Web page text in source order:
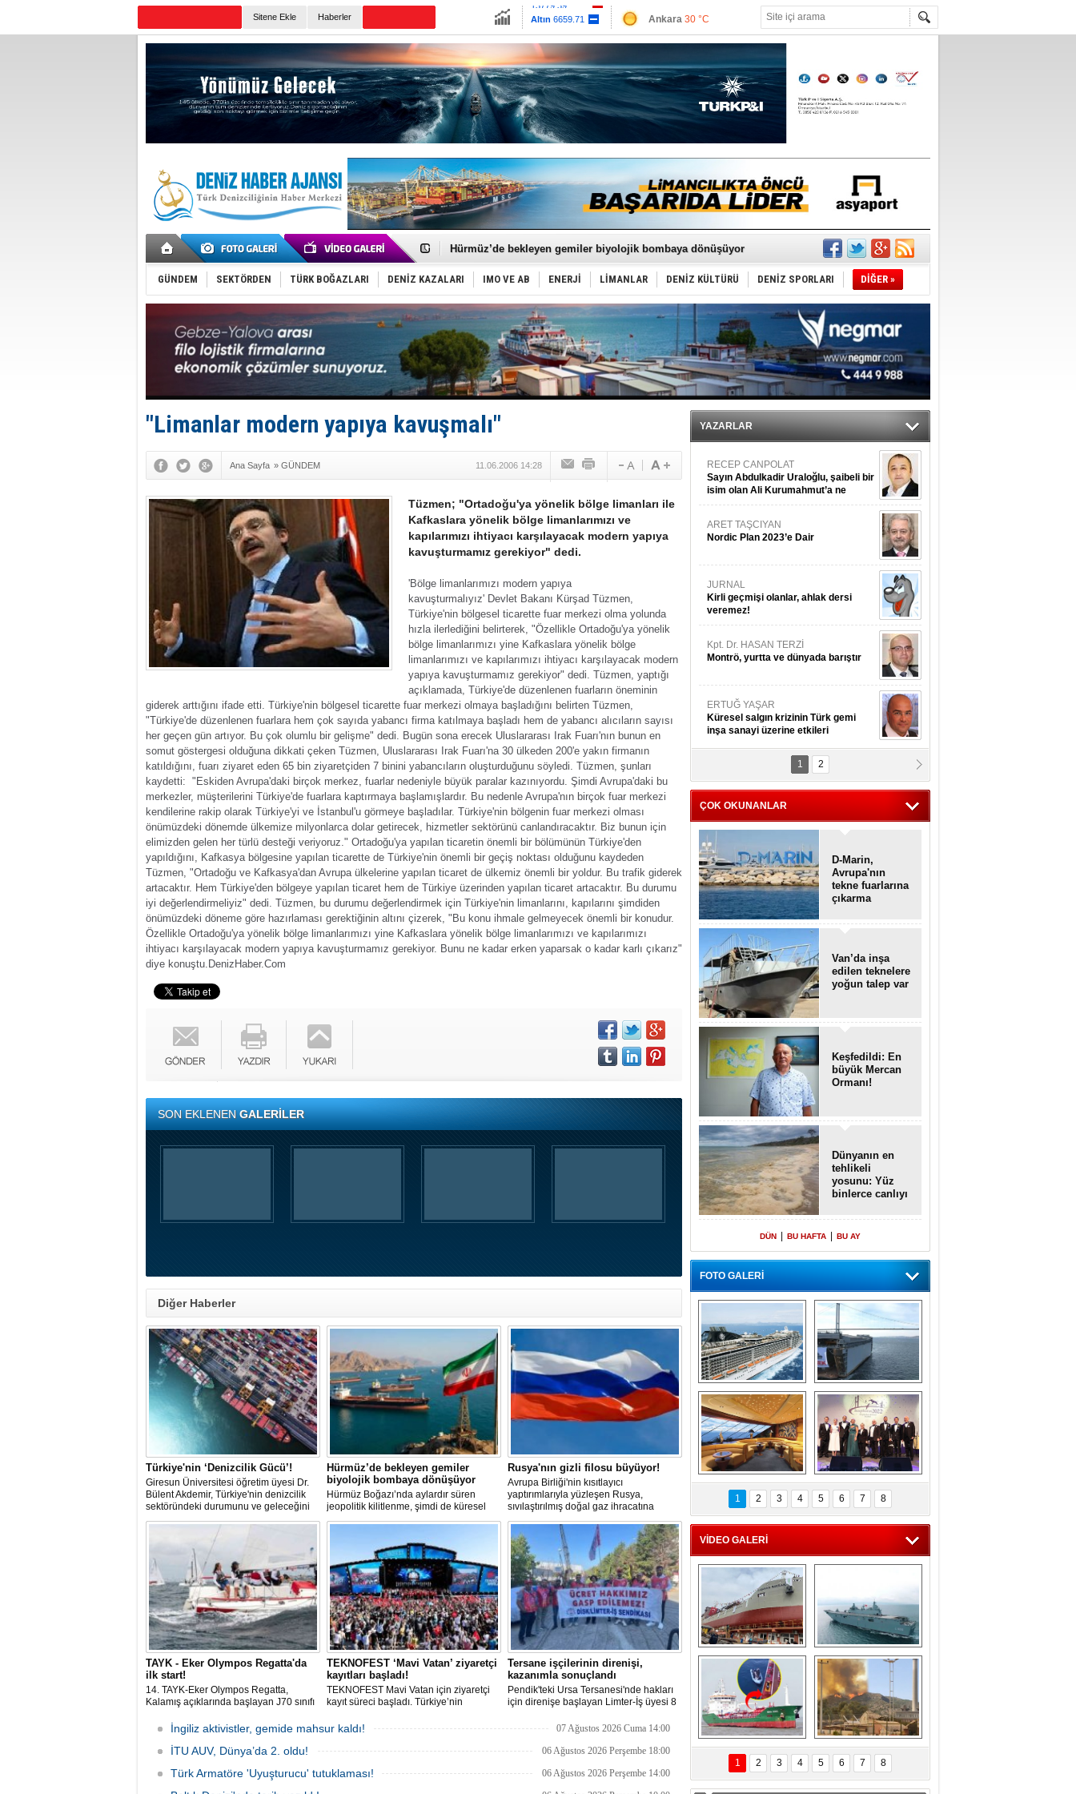
Sitene Ekle Haberler
Altın 6659.71
Euro55.1258
Ankara 30 °C
Antalya36 °C
Muğla 31 °C
Çanakkale 32 °C
Türkiye'nin ‘Denizcilik Gücü’!
Hürmüz’de bekleyen gemiler biyolojik bombaya dönüşüyor
Rusya'nın gizli filosu büyüyor!
Keşfedildi: En büyük Mercan Ormanı!
D-Marin, Avrupa'nın tekne fuarlarına çıkarma yapacak
Van’da inşa edilen teknelere yoğun talep var
ASEAN ilk P&I Sigorta Kulübünü kurmaya hazırlanıyor
TAYK - Eker Olympos Regatta'da ilk start!
İstanbul ve Çanakkale: 6 ayda 40.000 gemi
TEKNOFEST ‘Mavi Vatan’ ziyaretçi kayıtları başladı!
Tersane işçilerinin direnişi, kazanımla sonuçlandı
İngiliz aktivistler, gemide mahsur kaldı!
FESCO, Karadeniz'de yeni sevkiyat taleplerini durdurdu
DESE, BIMCO’ya katıldı
GÜNDEM SEKTÖRDEN TÜRK BOĞAZLARI DENİZ KAZALARI IMO VE AB ENERJİ LİMANLAR DENİZ KÜLTÜRÜ DENİZ SPORLARI DİĞER »
"Limanlar modern yapıya kavuşmalı"
Ana Sayfa » GÜNDEM 11.06.2006 14:28
Tüzmen; "Ortadoğu'ya yönelik bölge limanları ile
Kafkaslara yönelik bölge limanlarımızı ve
kapılarımızı ihtiyacı karşılayacak modern yapıya
kavuşturmamız gerekiyor" dedi.
'Bölge limanlarımızı modern yapıya
kavuşturmalıyız' Devlet Bakanı Kürşad Tüzmen,
Türkiye'nin bölgesel ticarette fuar merkezi olma yolunda
hızla ilerlediğini belirterek, "Özellikle Ortadoğu'ya yönelik
bölge limanlarımızı yine Kafkaslara yönelik bölge
limanlarımızı ve kapılarımızı ihtiyacı karşılayacak modern
yapıya kavuşturmamız gerekiyor" dedi. Tüzmen, yaptığı
açıklamada, Türkiye'de düzenlenen fuarların öneminin
giderek arttığını ifade etti. Türkiye'nin bölgesel ticarette fuar merkezi olmaya başladığını belirten Tüzmen,
"Türkiye'de düzenlenen fuarlara hem çok sayıda yabancı firma katılmaya başladı hem de yabancı alıcıların sayısı
her geçen gün artıyor. Bu çok olumlu bir gelişme" dedi. Bugün sona erecek Uluslararası Irak Fuarı'nın bunun en
somut göstergesi olduğuna dikkati çeken Tüzmen, Uluslararası Irak Fuarı'na 30 ülkeden 200'e yakın firmanın
katıldığını, fuarı ziyaret eden 65 bin ziyaretçiden 7 binini yabancıların oluşturduğunu söyledi. Tüzmen, şunları
kaydetti: "Eskiden Avrupa'daki birçok merkez, fuarlar nedeniyle büyük paralar kazınıyordu. Şimdi Avrupa'daki bu
merkezler, müşterilerini Türkiye'de fuarlara kaptırmaya başlamışlardır. Bu nedenle Avrupa'nın birçok fuar merkezi
kendilerine rakip olarak Türkiye'yi ve İstanbul'u görmeye başladılar. Türkiye'nin bölgenin fuar merkezi olması
önümüzdeki dönemde ülkemize milyonlarca dolar getirecek, hizmetler sektörünü canlandıracaktır. Biz bunun için
elimizden gelen her türlü desteği veriyoruz." Ortadoğu'ya yapılan ticaretin önemli bir bölümünün Türkiye'den
yapıldığını, Kafkasya bölgesine yapılan ticarette de Türkiye'nin önemli bir geçiş noktası olduğunu kaydeden
Tüzmen, "Ortadoğu ve Kafkasya'dan Avrupa ülkelerine yapılan ticaret de ülkemiz önemli bir yoldur. Bu trafik giderek
artacaktır. Hem Türkiye'den bölgeye yapılan ticaret hem de Türkiye üzerinden yapılan ticaret artacaktır. Bu durumu
iyi değerlendirmeliyiz" dedi. Tüzmen, bu durumu değerlendirmek için Türkiye'nin limanlarını, kapılarını şimdiden
önümüzdeki döneme göre hazırlaması gerektiğinin altını çizerek, "Bu konu ihmale gelmeyecek önemli bir konudur.
Özellikle Ortadoğu'ya yönelik bölge limanlarımızı yine Kafkaslara yönelik bölge limanlarımızı ve kapılarımızı
ihtiyacı karşılayacak modern yapıya kavuşturmamız gerekiyor. Bunu ne kadar erken yaparsak o kadar karlı çıkarız"
diye konuştu. DenizHaber.Com
SON EKLENENGALERİLER
Diğer Haberler
Türkiye'nin ‘Denizcilik Gücü’!
Giresun Üniversitesi öğretim üyesi Dr.
Bülent Akdemir, Türkiye'nin denizcilik
sektöründeki durumunu ve geleceğini
değerlendirdi.
Hürmüz’de bekleyen gemiler
biyolojik bombaya dönüşüyor
Hürmüz Boğazı’nda aylardır süren
jeopolitik kilitlenme, şimdi de küresel
ölçekte bir çevre felaketinin kapısını
hareketsiz bekleyen binden fazla gemi,
istilacı deniz canlıları için devasa bir
üreme merkezine dönüşmüş durumda.
Rusya'nın gizli filosu büyüyor!
Avrupa Birliği'nin kısıtlayıcı
yaptırımlarıyla yüzleşen Rusya,
sıvılaştırılmış doğal gaz ihracatına
devam edebilmek için gizli bir filo
geliştiriyor.
TAYK - Eker Olympos Regatta'da
ilk start!
14. TAYK-Eker Olympos Regatta,
Kalamış açıklarında başlayan J70 sınıfı
gün boyunca yelken coşkusuyla
buluşturacak organizasyonun ilk
gününde 9 tekne rüzgârla buluştu.
TEKNOFEST ‘Mavi Vatan’ ziyaretçi
kayıtları başladı!
TEKNOFEST Mavi Vatan için ziyaretçi
kayıt süreci başladı. Türkiye’nin
odaklanan etkinliği, 20-23 Ağustos
Komutanlığı’nda gerçekleştirilecek.
Tersane işçilerinin direnişi,
kazanımla sonuçlandı
Pendik'teki Ursa Tersanesi'nde hakları
için direnişe başlayan Limter-İş üyesi 8
arabulucu görüşmesinde tüm
Sendika, sözlerin tutulmaması halinde
İngiliz aktivistler, gemide mahsur kaldı! 07 Ağustos 2026 Cuma 14:00
İTU AUV, Dünya’da 2. oldu! 06 Ağustos 2026 Perşembe 18:00
Türk Armatöre 'Uyuşturucu' tutuklaması! 06 Ağustos 2026 Perşembe 14:00
YAZARLAR
RECEP CANPOLAT
Sayın Abdulkadir Uraloğlu, şaibeli bir
isim olan Ali Kurumahmut’a ne
danışıyorsunuz?
ARET TAŞCIYAN
Nordic Plan 2023’e Dair
JURNAL
Kirli geçmişi olanlar, ahlak dersi
veremez!
Kpt. Dr. HASAN TERZİ
Montrö, yurtta ve dünyada barıştır
ERTUĞ YAŞAR
Küresel salgın krizinin Türk gemi
inşa sanayi üzerine etkileri
Kpt. MESUT AZMİ GÖKSOY
ithafen...
1 2
ÇOK OKUNANLAR
D-Marin,
Avrupa'nın
tekne fuarlarına
çıkarma
Van’da inşa
edilen teknelere
yoğun talep var
Keşfedildi: En
büyük Mercan
Ormanı!
Dünyanın en
tehlikeli
yosunu: Yüz
binlerce canlıyı
DÜN BU HAFTA BU AY
FOTO GALERİ
“Gemi içinde gemi”
konsepti ile MSC
Splendida
Dünyada tek!
Denizaltı yüzer
havuzu intikal
seyrine başladı
MSC'den 55 milyon
euroluk turizm geliri
müjdesi
5. Bosphorus Ship
Brokers Dinner,
İstanbul’da yapıldı
1 2 3 4 5 6 7 8
VİDEO GALERİ
Çeksan Tersanesi,
Başaran Bayrak
tankerini suya
indirdi
TCG Anadolu,
tersane teknik
seyrini tamamladı
Göçmenlerin
imdadına Türk
sahipli MINA DENIZ
yetişti
Milas’taki yangın
yeniden termik
santrallere doğru
ilerliyor
1 2 3 4 5 6 7 8